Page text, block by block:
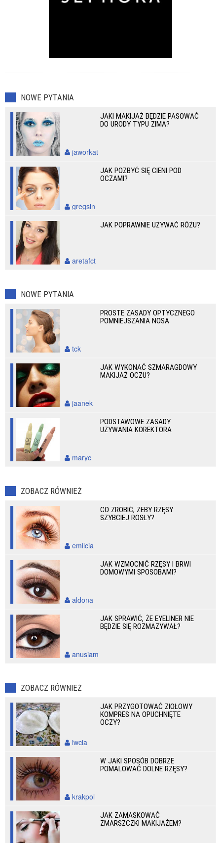
NOWE PYTANIA
JAKI MAKIJAŻ BĘDZIE PASOWAĆ
DO URODY TYPU ZIMA?
jaworkat
JAK POZBYĆ SIĘ CIENI POD
OCZAMI?
gregsin
JAK POPRAWNIE UŻYWAĆ RÓŻU?
aretafct
NOWE PYTANIA
PROSTE ZASADY OPTYCZNEGO
POMNIEJSZANIA NOSA
tck
JAK WYKONAĆ SZMARAGDOWY
MAKIJAŻ OCZU?
jaanek
PODSTAWOWE ZASADY
UŻYWANIA KOREKTORA
maryc
ZOBACZ RÓWNIEŻ
CO ZROBIĆ, ŻEBY RZĘSY
SZYBCIEJ ROSŁY?
emilcia
JAK WZMOCNIĆ RZĘSY I BRWI
DOMOWYMI SPOSOBAMI?
aldona
JAK SPRAWIĆ, ŻE EYELINER NIE
BĘDZIE SIĘ ROZMAZYWAŁ?
anusiam
ZOBACZ RÓWNIEŻ
JAK PRZYGOTOWAĆ ZIOŁOWY
KOMPRES NA OPUCHNIĘTE
OCZY?
iwcia
W JAKI SPOSÓB DOBRZE
POMALOWAĆ DOLNE RZĘSY?
krakpol
JAK ZAMASKOWAĆ
ZMARSZCZKI MAKIJAŻEM?